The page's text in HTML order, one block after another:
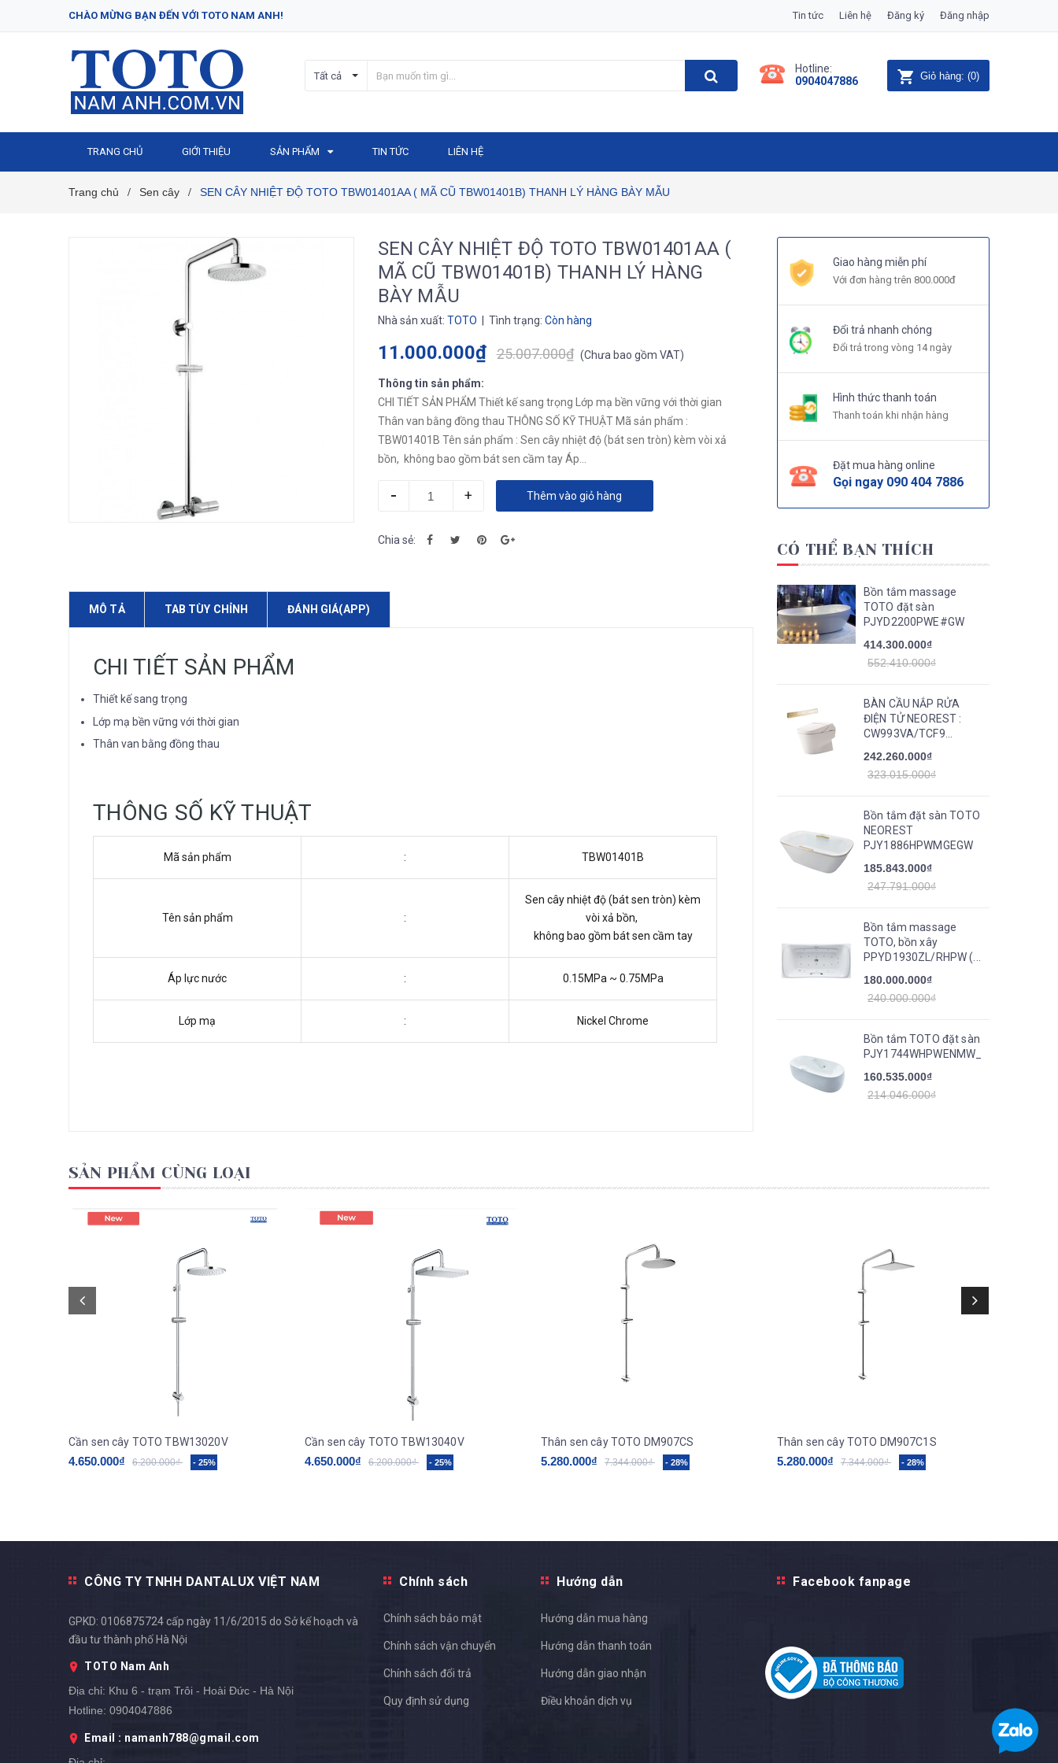
CHÀO MỪNG BẠN ĐẾN VỚI TOTO NAM ANH! Tin tức Liên hệ Đăng ký Đăng nhập
Tất cả
Hotline:
0904047886
Giỏ hàng: (0)
TRANG CHỦ GIỚI THIỆU SẢN PHẨM TIN TỨC LIÊN HỆ
Trang chủ / Sen cây / SEN CÂY NHIỆT ĐỘ TOTO TBW01401AA ( MÃ CŨ TBW01401B) THANH LÝ HÀNG BÀY MẪU
SEN CÂY NHIỆT ĐỘ TOTO TBW01401AA (
MÃ CŨ TBW01401B) THANH LÝ HÀNG
BÀY MẪU
Nhà sản xuất: TOTO | Tình trạng: Còn hàng
11.000.000₫ 25.007.000₫ (Chưa bao gồm VAT)
Thông tin sản phẩm:
CHI TIẾT SẢN PHẨM Thiết kế sang trọng Lớp mạ bền vững với thời gian
Thân van bằng đồng thau THÔNG SỐ KỸ THUẬT Mã sản phẩm :
TBW01401B Tên sản phẩm : Sen cây nhiệt độ (bát sen tròn) kèm vòi xả
bồn, không bao gồm bát sen cầm tay Áp...
- + Thêm vào giỏ hàng
Chia sẻ:
MÔ TẢ TAB TÙY CHỈNH ĐÁNH GIÁ(APP)
CHI TIẾT SẢN PHẨM
Thiết kế sang trọng
Lớp mạ bền vững với thời gian
Thân van bằng đồng thau
THÔNG SỐ KỸ THUẬT
Mã sản phẩm : TBW01401B
Tên sản phẩm :
Sen cây nhiệt độ (bát sen tròn) kèm
vòi xả bồn,
không bao gồm bát sen cầm tay
Áp lực nước : 0.15MPa ~ 0.75MPa
Lớp mạ : Nickel Chrome
Giao hàng miễn phí
Với đơn hàng trên 800.000đ
Đổi trả nhanh chóng
Đổi trả trong vòng 14 ngày
Hình thức thanh toán
Thanh toán khi nhận hàng
Đặt mua hàng online
Gọi ngay 090 404 7886
CÓ THỂ BẠN THÍCH
Bồn tắm massage
TOTO đặt sàn
PJYD2200PWE#GW
414.300.000₫
552.410.000₫
BÀN CẦU NẮP RỬA
ĐIỆN TỬ NEOREST :
CW993VA/TCF9...
242.260.000₫
323.015.000₫
Bồn tắm đặt sàn TOTO
NEOREST
PJY1886HPWMGEGW
185.843.000₫
247.791.000₫
Bồn tắm massage
TOTO, bồn xây
PPYD1930ZL/RHPW (...
180.000.000₫
240.000.000₫
Bồn tắm TOTO đặt sàn
PJY1744WHPWENMW_TVBF412
160.535.000₫
214.046.000₫
SẢN PHẨM CÙNG LOẠI
Cần sen cây TOTO TBW13020V
4.650.000₫ 6.200.000₫ - 25%
Cần sen cây TOTO TBW13040V
4.650.000₫ 6.200.000₫ - 25%
Thân sen cây TOTO DM907CS
5.280.000₫ 7.344.000₫ - 28%
Thân sen cây TOTO DM907C1S
5.280.000₫ 7.344.000₫ - 28%
CÔNG TY TNHH DANTALUX VIỆT NAM
GPKD: 0106875724 cấp ngày 11/6/2015 do Sở kế hoạch và
đầu tư thành phố Hà Nội
TOTO Nam Anh
Địa chỉ: Khu 6 - trạm Trôi - Hoài Đức - Hà Nội
Hotline: 0904047886
Email : namanh788@gmail.com
Chính sách
Chính sách bảo mật
Chính sách vận chuyển
Chính sách đổi trả
Quy định sử dụng
Hướng dẫn
Hướng dẫn mua hàng
Hướng dẫn thanh toán
Hướng dẫn giao nhận
Điều khoản dịch vụ
Facebook fanpage